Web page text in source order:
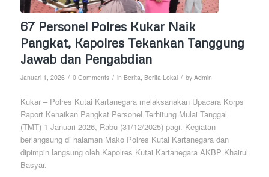
67 Personel Polres Kukar Naik
Pangkat, Kapolres Tekankan Tanggung
Jawab dan Pengabdian
Januari 1, 2026 / 0 Comments / in Berita Berita Lokal / by Admin
Kukar – Polres Kutai Kartanegara melaksanakan Upacara Korps
Raport Kenaikan Pangkat Personel Terhitung Mulai Tanggal
(TMT) 1 Januari 2026, Rabu (31/12/2025) pagi. Kegiatan
berlangsung di halaman Mako Polres Kutai Kartanegara dan
dipimpin langsung oleh Kapolres Kutai Kartanegara AKBP Khairul
Basyar.